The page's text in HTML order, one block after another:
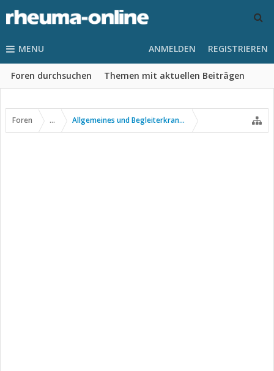
MENU
Foren durchsuchen Themen mit aktuellen Beiträgen
ANMELDEN REGISTRIEREN
Foren ... Allgemeines und Begleiterkrankungen